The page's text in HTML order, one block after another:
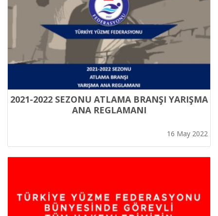
2021-2022 SEZONU ATLAMA BRANŞI YARIŞMA
ANA REGLAMANI
16 May 2022